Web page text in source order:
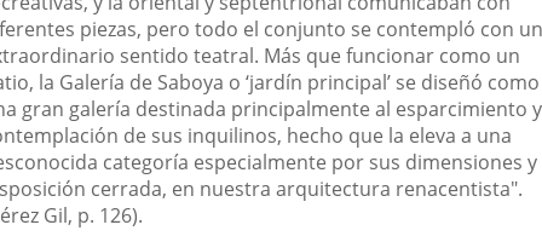
piezas, pero todo el conjunto se contempló con un
sentido teatral. Más que funcionar como un
la Galería de Saboya o ‘jardín principal’ se diseñó como
gran galería destinada principalmente al esparcimiento y
de sus inquilinos, hecho que la eleva a una
categoría especialmente por sus dimensiones y
cerrada, en nuestra arquitectura renacentista".
Gil, p. 126).